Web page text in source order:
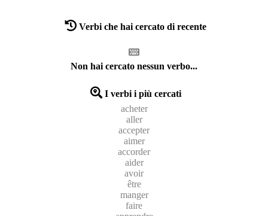
Verbi che hai cercato di recente
Non hai cercato nessun verbo...
I verbi i più cercati
acheter
aller
accepter
aimer
accorder
aider
avoir
être
manger
faire